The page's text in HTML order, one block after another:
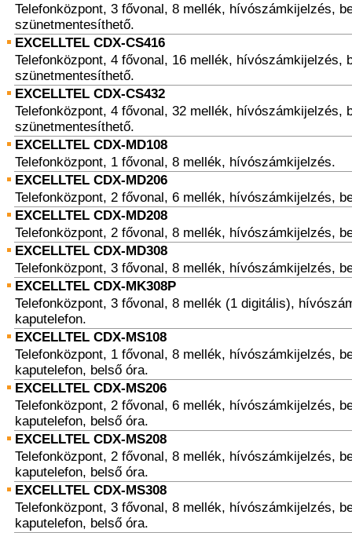
Telefonközpont, 3 fővonal, 8 mellék, hívószámkijelzés,
szünetmentesíthető.
EXCELLTEL CDX-CS416
Telefonközpont, 4 fővonal, 16 mellék, hívószámkijelzés,
szünetmentesíthető.
EXCELLTEL CDX-CS432
Telefonközpont, 4 fővonal, 32 mellék, hívószámkijelzés,
szünetmentesíthető.
EXCELLTEL CDX-MD108
Telefonközpont, 1 fővonal, 8 mellék, hívószámkijelzés.
EXCELLTEL CDX-MD206
Telefonközpont, 2 fővonal, 6 mellék, hívószámkijelzés,
EXCELLTEL CDX-MD208
Telefonközpont, 2 fővonal, 8 mellék, hívószámkijelzés,
EXCELLTEL CDX-MD308
Telefonközpont, 3 fővonal, 8 mellék, hívószámkijelzés,
EXCELLTEL CDX-MK308P
Telefonközpont, 3 fővonal, 8 mellék (1 digitális),
kaputelefon.
EXCELLTEL CDX-MS108
Telefonközpont, 1 fővonal, 8 mellék, hívószámkijelzés,
kaputelefon, belső óra.
EXCELLTEL CDX-MS206
Telefonközpont, 2 fővonal, 6 mellék, hívószámkijelzés,
kaputelefon, belső óra.
EXCELLTEL CDX-MS208
Telefonközpont, 2 fővonal, 8 mellék, hívószámkijelzés,
kaputelefon, belső óra.
EXCELLTEL CDX-MS308
Telefonközpont, 3 fővonal, 8 mellék, hívószámkijelzés,
kaputelefon, belső óra.